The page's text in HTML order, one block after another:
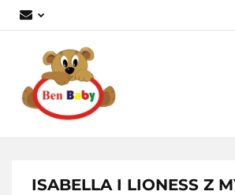
Dodaj
ISABELLA I LIONESS Z